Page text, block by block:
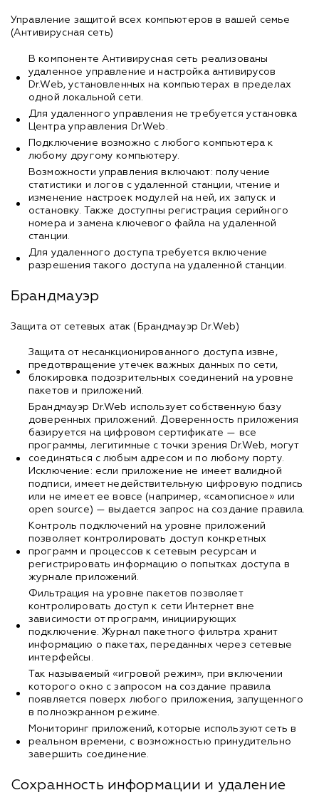
Управление защитой всех компьютеров в вашей семье
(Антивирусная сеть)
В компоненте Антивирусная сеть реализованы
удаленное управление и настройка антивирусов
Dr.Web, установленных на компьютерах в пределах
одной локальной сети.
Для удаленного управления не требуется установка
Центра управления Dr.Web.
Подключение возможно с любого компьютера к
любому другому компьютеру.
Возможности управления включают: получение
статистики и логов с удаленной станции, чтение и
изменение настроек модулей на ней, их запуск и
остановку. Также доступны регистрация серийного
номера и замена ключевого файла на удаленной
станции.
Для удаленного доступа требуется включение
разрешения такого доступа на удаленной станции.
Брандмауэр
Защита от сетевых атак (Брандмауэр Dr.Web)
Защита от несанкционированного доступа извне,
предотвращение утечек важных данных по сети,
блокировка подозрительных соединений на уровне
пакетов и приложений.
Брандмауэр Dr.Web использует собственную базу
доверенных приложений. Доверенность приложения
базируется на цифровом сертификате — все
программы, легитимные с точки зрения Dr.Web, могут
соединяться с любым адресом и по любому порту.
Исключение: если приложение не имеет валидной
подписи, имеет недействительную цифровую подпись
или не имеет ее вовсе (например, «самописное» или
open source) — выдается запрос на создание правила.
Контроль подключений на уровне приложений
позволяет контролировать доступ конкретных
программ и процессов к сетевым ресурсам и
регистрировать информацию о попытках доступа в
журнале приложений.
Фильтрация на уровне пакетов позволяет
контролировать доступ к сети Интернет вне
зависимости от программ, инициирующих
подключение. Журнал пакетного фильтра хранит
информацию о пакетах, переданных через сетевые
интерфейсы.
Так называемый «игровой режим», при включении
которого окно с запросом на создание правила
появляется поверх любого приложения, запущенного
в полноэкранном режиме.
Мониторинг приложений, которые используют сеть в
реальном времени, с возможностью принудительно
завершить соединение.
Сохранность информации и удаление